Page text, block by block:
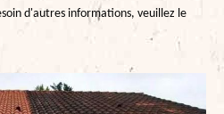
d'autres informations, veuillez le